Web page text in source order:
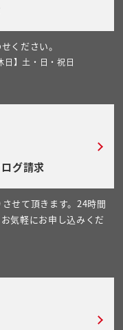
ください。
日】土・日・祝日
グ請求
せて頂きます。24時間
気軽にお申し込みくだ